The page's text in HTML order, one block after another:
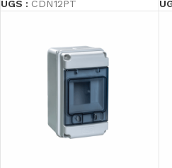
UGS : CDN12PT